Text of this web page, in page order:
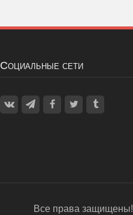
Социальные сети
Все права защищены!